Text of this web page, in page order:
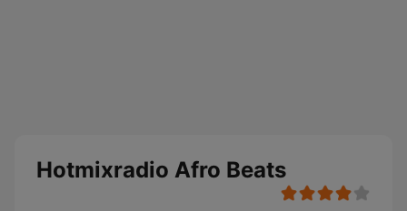
Hotmixradio Afro Beats